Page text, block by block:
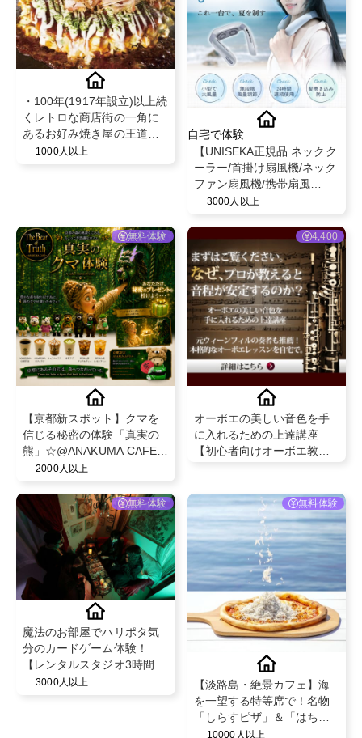
・100年(1917年設立)以上続
くレトロな商店街の一角に
あるお好み焼き屋の王道メ
ニューご用意致します
1000人以上
自宅で体験
【UNISEKA正規品 ネックク
ーラー/首掛け扇風機/ネック
ファン扇風機/携帯扇風
機】〜通勤/熱中症対策/屋外
3000人以上
無料体験
【京都新スポット】クマを
信じる秘密の体験「真実の
熊」☆@ANAKUMA CAFE京
都店
2000人以上
4,400
オーボエの美しい音色を手
に入れるための上達講座
【初心者向けオーボエ教本
無料体験
魔法のお部屋でハリポタ気
分のカードゲーム体験！
【レンタルスタジオ3時間】
@idearo
3000人以上
無料体験
【淡路島・絶景カフェ】海
を一望する特等席で！名物
「しらすピザ」＆「はちみ
つかけ放題ワッフル」特別
10000人以上